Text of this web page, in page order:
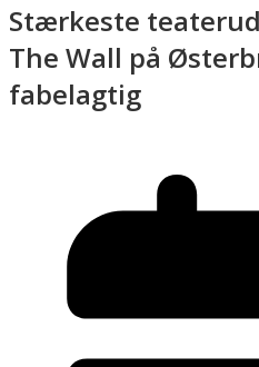
Stærkeste
The Wall på
fabelagtig